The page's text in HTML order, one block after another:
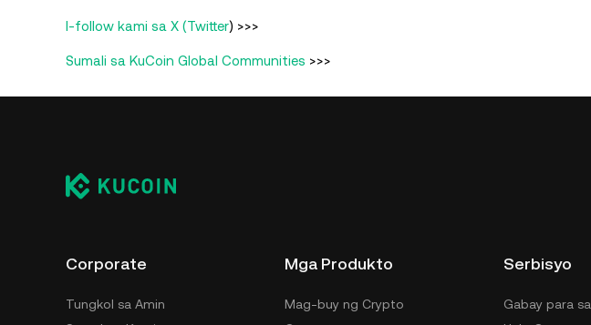
I-follow kami sa X (Twitter) >>>
Sumali sa KuCoin Global Communities >>>
Corporate
Tungkol sa Amin
Mga Produkto
Mag-buy ng Crypto
Serbisyo
Gabay para